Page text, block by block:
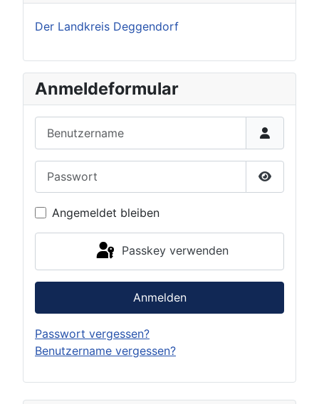
Der Landkreis Deggendorf
Anmeldeformular
Passwort
Angemeldet bleiben
Passkey verwenden
Anmelden
Passwort vergessen?
Benutzername vergessen?